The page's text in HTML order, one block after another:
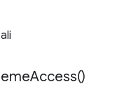
Access()